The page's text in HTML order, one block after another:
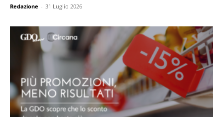
Redazione - 31 Luglio 2026